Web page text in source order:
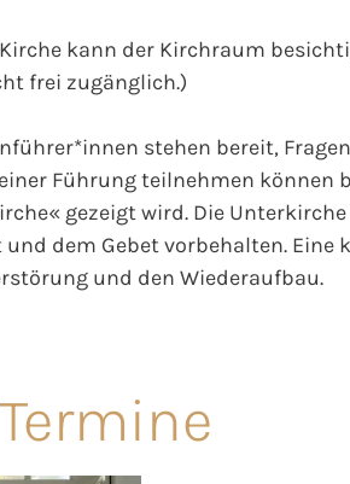
kann der Kirchraum
frei zugänglich.)
stehen bereit,
Führung teilnehmen können
gezeigt wird. Die
dem Gebet vorbehalten.
und den Wiederaufbau.